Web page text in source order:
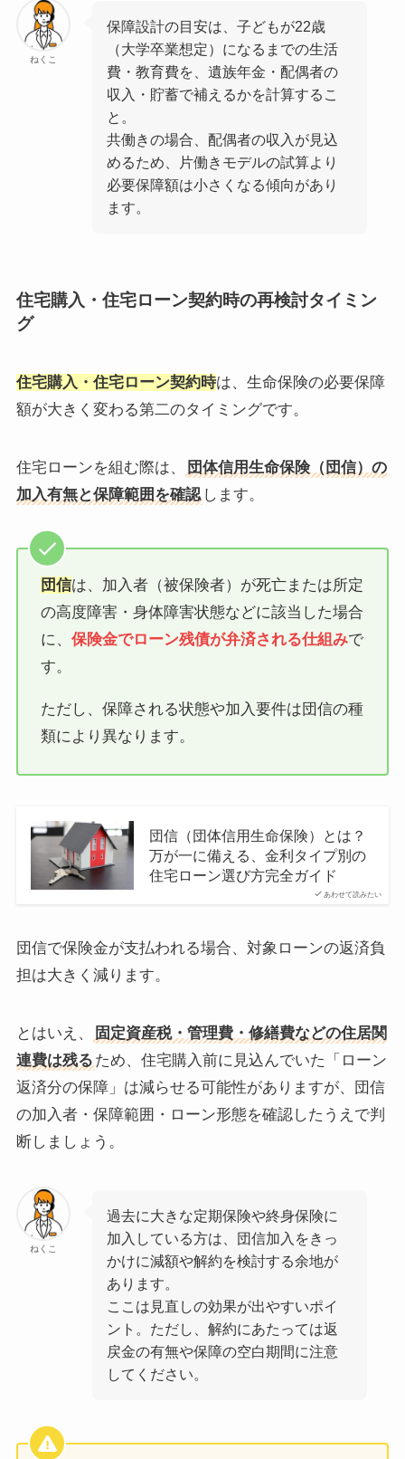
ねくこ
保障設計の目安は、子どもが22歳
（大学卒業想定）になるまでの生活
費・教育費を、遺族年金・配偶者の
収入・貯蓄で補えるかを計算するこ
と。
共働きの場合、配偶者の収入が見込
めるため、片働きモデルの試算より
必要保障額は小さくなる傾向があり
ます。
住宅購入・住宅ローン契約時の再検討タイミン
グ
住宅購入・住宅ローン契約時は、生命保険の必要保障
額が大きく変わる第二のタイミングです。
住宅ローンを組む際は、
団体信用生命保険（団信）の
加入有無と保障範囲を確認 します。
団信は、加入者（被保険者）が死亡または所定
の高度障害・身体障害状態などに該当した場合
に、保険金でローン残債が弁済される仕組みで
す。
ただし、保障される状態や加入要件は団信の種
類により異なります。
あわせて読みたい
団信（団体信用生命保険）とは？
万が一に備える、金利タイプ別の
住宅ローン選び方完全ガイド
団信で保険金が支払われる場合、対象ローンの返済負
担は大きく減ります。
とはいえ、
固定資産税・管理費・修繕費などの住居関
連費は残る ため、住宅購入前に見込んでいた「ローン
返済分の保障」は減らせる可能性がありますが、団信
の加入者・保障範囲・ローン形態を確認したうえで判
断しましょう。
ねくこ
過去に大きな定期保険や終身保険に
加入している方は、団信加入をきっ
かけに減額や解約を検討する余地が
あります。
ここは見直しの効果が出やすいポイ
ント。ただし、解約にあたっては返
戻金の有無や保障の空白期間に注意
してください。